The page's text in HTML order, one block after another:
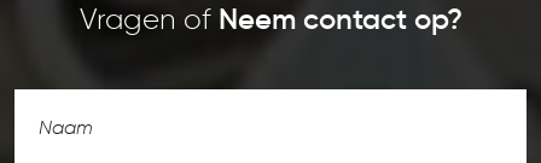
Vragen of Neem contact op?